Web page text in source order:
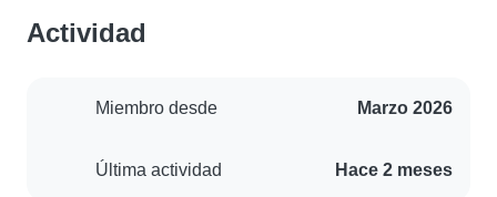
Actividad
Miembro desde Marzo 2026
Última actividad Hace 2 meses